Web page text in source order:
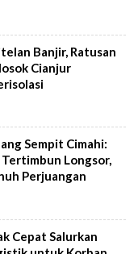
Banjir, Ratusan
Cianjur
Sempit Cimahi:
Longsor,
Perjuangan
Cepat Salurkan